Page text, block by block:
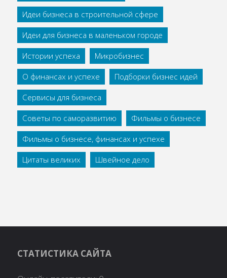
Идеи бизнеса в строительной сфере
Идеи для бизнеса в маленьком городе
Истории успеха
Микробизнес
О финансах и успехе
Подборки бизнес идей
Сервисы для бизнеса
Советы по саморазвитию
Фильмы о бизнесе
Фильмы о бизнесе, финансах и успехе
Цитаты великих
Швейное дело
СТАТИСТИКА САЙТА